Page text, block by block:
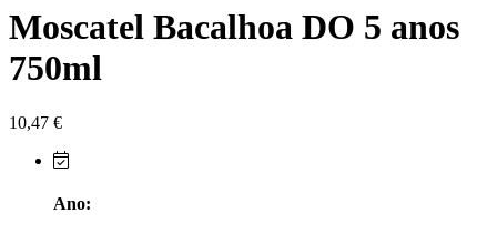
Já Te Disse - Alentejo
Moscatel Bacalhoa DO 5 anos
750ml
10,47 €
Ano: